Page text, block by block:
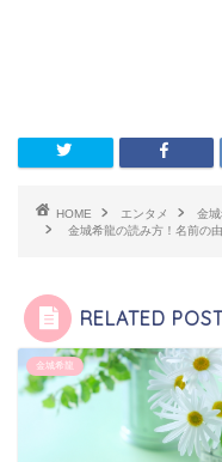
HOME エンタメ
金
金城希龍の読み方！名前の
RELATED
金城希龍